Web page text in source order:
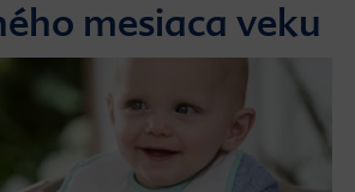
mesiaca veku